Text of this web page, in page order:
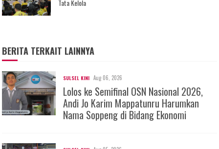
Tata Kelola
BERITA TERKAIT LAINNYA
SULSEL KINI Aug 06, 2026
Lolos ke Semifinal OSN Nasional 2026,
Andi Jo Karim Mappatunru Harumkan
Nama Soppeng di Bidang Ekonomi